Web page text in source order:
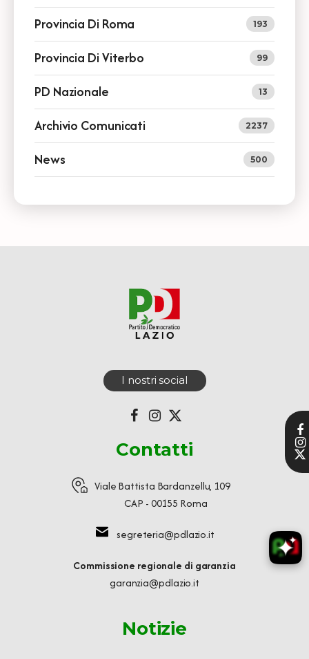
Provincia Di Roma 193
Provincia Di Viterbo 99
PD Nazionale 13
Archivio Comunicati 2237
News 500
I nostri social
Contatti
Viale Battista Bardanzellu, 109
CAP - 00155 Roma
segreteria@pdlazio.it
Commissione regionale di garanzia
garanzia@pdlazio.it
Notizie